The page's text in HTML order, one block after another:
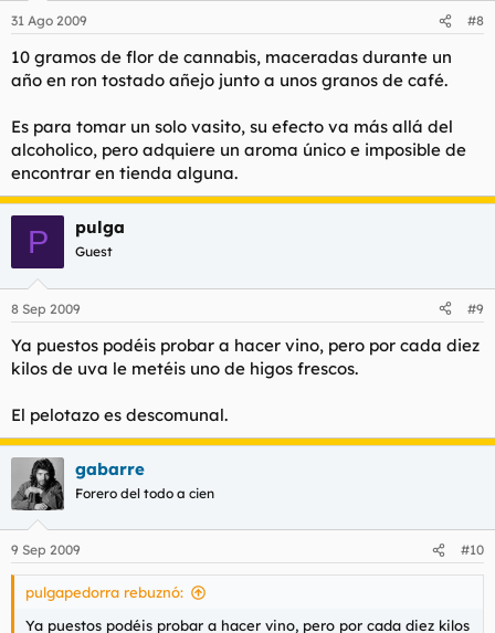
31 Ago 2009 #8
10 gramos de flor de cannabis, maceradas durante un
año en ron tostado añejo junto a unos granos de café.
Es para tomar un solo vasito, su efecto va más allá del
alcoholico, pero adquiere un aroma único e imposible de
encontrar en tienda alguna.
P pulga
Guest
8 Sep 2009 #9
Ya puestos podéis probar a hacer vino, pero por cada diez
kilos de uva le metéis uno de higos frescos.
El pelotazo es descomunal.
gabarre
Forero del todo a cien
9 Sep 2009 #10
pulgapedorra rebuznó:
Ya puestos podéis probar a hacer vino, pero por cada diez kilos